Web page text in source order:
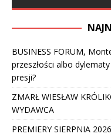
BUSINESS FORUM,
przeszłości albo
presji?
ZMARŁ WIESŁAW
WYDAWCA
PREMIERY SIERPNIA 2026